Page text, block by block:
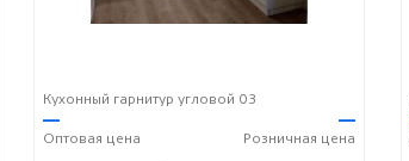
Кухонный гарнитур угловой 03
—
Оптовая цена
—
Розничная цена